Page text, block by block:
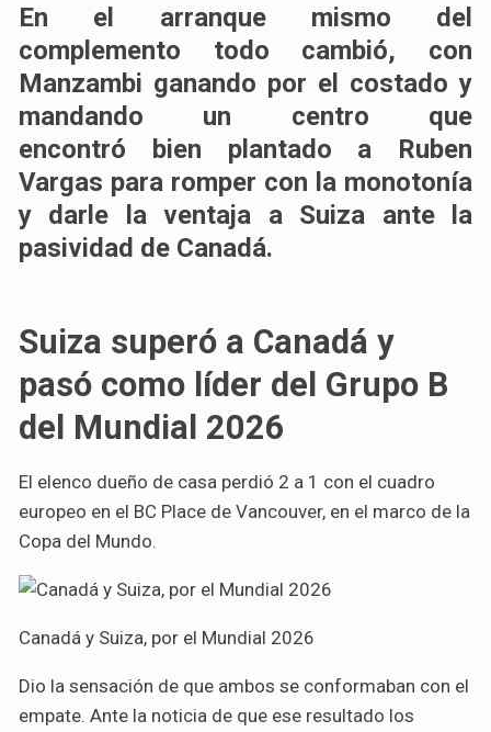
En el arranque mismo del
complemento todo cambió, con
Manzambi ganando por el costado y
mandando un centro que
encontró
bien plantado a Ruben
Vargas para romper con la monotonía
y darle la ventaja a Suiza
ante la
pasividad de Canadá.
Suiza superó a Canadá y
pasó como líder del Grupo B
del Mundial 2026
El elenco dueño de casa perdió 2 a 1 con el cuadro
europeo en el BC Place de Vancouver, en el marco de la
Copa del Mundo.
Canadá y Suiza, por el Mundial 2026
Dio la sensación de que ambos se conformaban con el
empate. Ante la noticia de que ese resultado los